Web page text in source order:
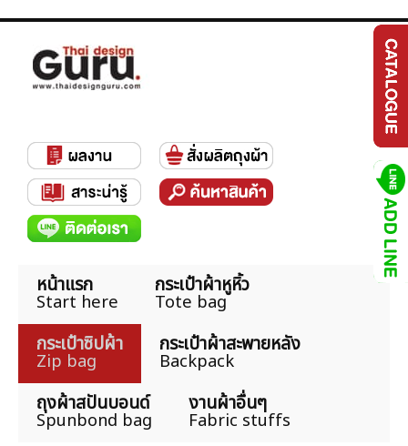
หน้าแรก
Start here
กระเป๋าผ้าหูหิ้ว
Tote bag
กระเป๋าซิปผ้า
Zip bag
กระเป๋าผ้าสะพายหลัง
Backpack
ถุงผ้าสปันบอนด์
Spunbond bag
งานผ้าอื่นๆ
Fabric stuffs